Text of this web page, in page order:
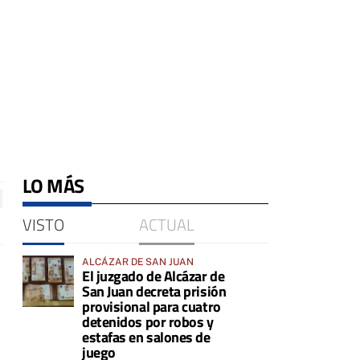
LO MÁS
VISTO ACTUAL
ALCÁZAR DE SAN JUAN
El juzgado de Alcázar de
San Juan decreta prisión
provisional para cuatro
detenidos por robos y
estafas en salones de
juego